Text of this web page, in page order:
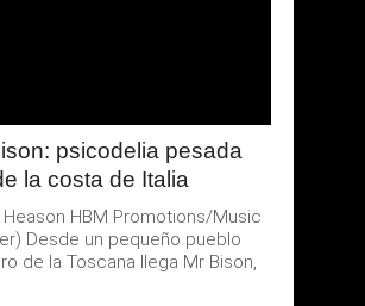
psicodelia pesada
la costa de Italia
Heason HBM Promotions/Music
Desde un pequeño pueblo
de la Toscana llega Mr Bison,